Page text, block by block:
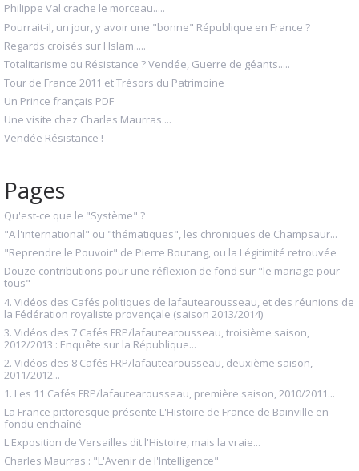
Philippe Val crache le morceau.....
Pourrait-il, un jour, y avoir une "bonne" République en France ?
Regards croisés sur l'Islam.....
Totalitarisme ou Résistance ? Vendée, Guerre de géants.....
Tour de France 2011 et Trésors du Patrimoine
Un Prince français PDF
Une visite chez Charles Maurras....
Vendée Résistance !
Pages
Qu'est-ce que le "Système" ?
"A l'international" ou "thématiques", les chroniques de Champsaur...
"Reprendre le Pouvoir" de Pierre Boutang, ou la Légitimité retrouvée
Douze contributions pour une réflexion de fond sur "le mariage pour
tous"
4. Vidéos des Cafés politiques de lafautearousseau, et des réunions de
la Fédération royaliste provençale (saison 2013/2014)
3. Vidéos des 7 Cafés FRP/lafautearousseau, troisième saison,
2012/2013 : Enquête sur la République...
2. Vidéos des 8 Cafés FRP/lafautearousseau, deuxième saison,
2011/2012...
1. Les 11 Cafés FRP/lafautearousseau, première saison, 2010/2011...
La France pittoresque présente L'Histoire de France de Bainville en
fondu enchaîné
L'Exposition de Versailles dit l'Histoire, mais la vraie...
Charles Maurras : "L'Avenir de l'Intelligence"